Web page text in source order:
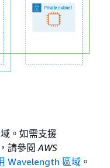
。如需支援
請參閱 AWS
Wavelength 區域 。